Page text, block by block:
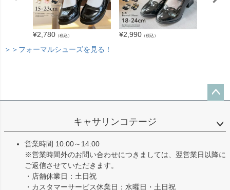
¥2,780 （税込） ¥2,990 （税込）
＞＞フォーマルシューズを見る！
ップ
キャサリンコテージ
営業時間 10:00～14:00
※営業時間外のお問い合わせにつきましては、翌営業日以降に
ご返信させていただきます。
・店舗休業日：土日祝
・カスタマーサービス休業日：水曜日・土日祝